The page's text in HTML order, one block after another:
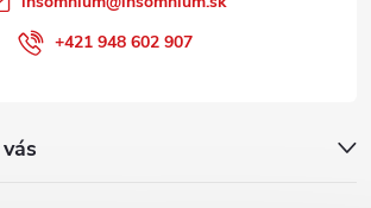
+421 948 602 907